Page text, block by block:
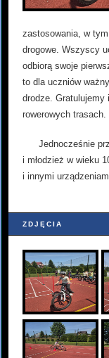
zastosowania, w
drogowe. Wszyscy
odbiorą swoje
to dla uczniów
drodze.
rowerowych trasach.
Jednocześnie
i młodzież w wieku
i innymi
ZDJĘCIA